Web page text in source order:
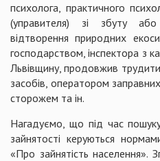
психолога, практичного
(управителя) зі збуту
відтворення природних
господарством, інспектора з
Львівщину, продовжив
засобів, оператором
сторожем та ін.
Нагадуємо, що під час
зайнятості керуються
«Про зайнятість населення».